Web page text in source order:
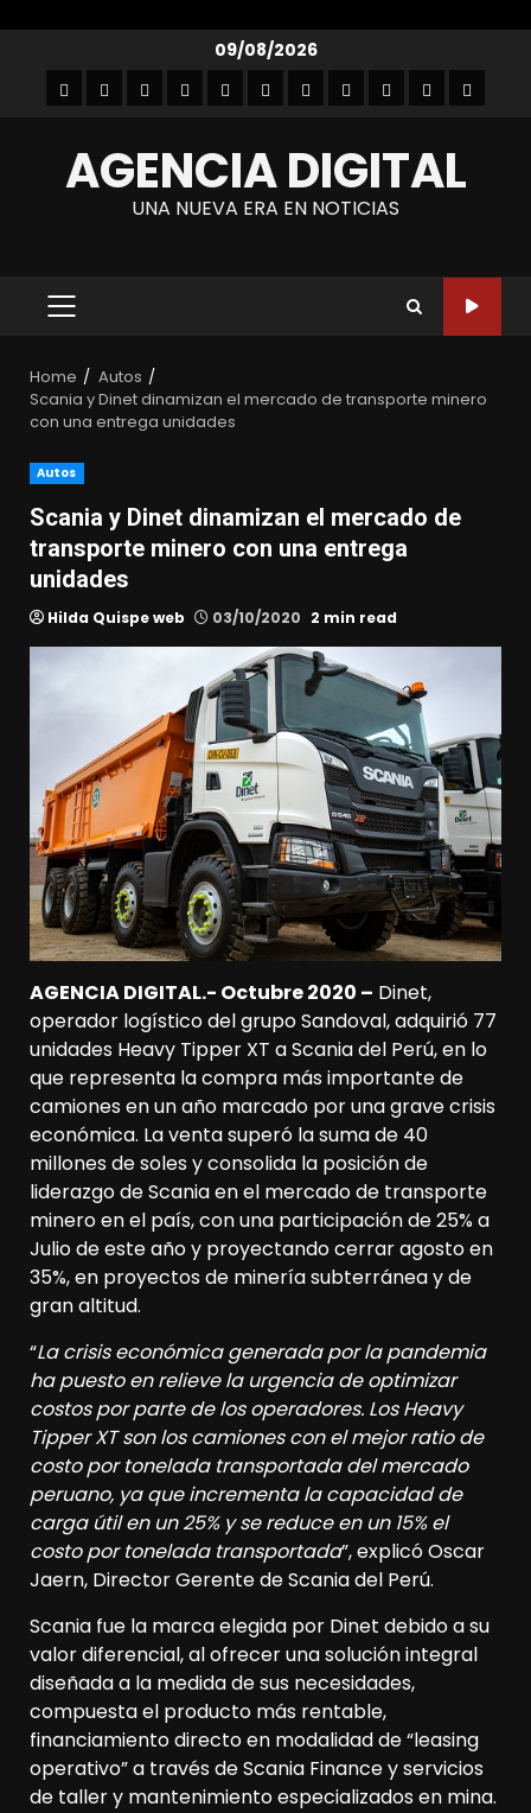
content
09/08/2026
InicioEmpresarial
Entretenimiento
Entrevistas
AutosGastronomía
Lanzamientos
NoticiasModa
belleza
Tecnología
AGENCIA DIGITAL
UNA NUEVA ERA EN NOTICIAS
PRIMARY
Home
Autos
Scania y Dinet dinamizan el mercado de transporte minero
con una entrega unidades
Autos
Scania y Dinet dinamizan el mercado de
transporte minero con una entrega
unidades
Hilda Quispe web 03/10/2020 2 min read
AGENCIA DIGITAL.- Octubre 2020 – Dinet,
operador logístico del grupo Sandoval, adquirió 77
unidades Heavy Tipper XT a Scania del Perú, en lo
que representa la compra más importante de
camiones en un año marcado por una grave crisis
económica. La venta superó la suma de 40
millones de soles y consolida la posición de
liderazgo de Scania en el mercado de transporte
minero en el país, con una participación de 25% a
Julio de este año y proyectando cerrar agosto en
35%, en proyectos de minería subterránea y de
gran altitud.
“La crisis económica generada por la pandemia
ha puesto en relieve la urgencia de optimizar
costos por parte de los operadores. Los Heavy
Tipper XT son los camiones con el mejor ratio de
costo por tonelada transportada del mercado
peruano, ya que incrementa la capacidad de
carga útil en un 25% y se reduce en un 15% el
costo por tonelada transportada”, explicó Oscar
Jaern, Director Gerente de Scania del Perú.
Scania fue la marca elegida por Dinet debido a su
valor diferencial, al ofrecer una solución integral
diseñada a la medida de sus necesidades,
compuesta el producto más rentable,
financiamiento directo en modalidad de “leasing
operativo” a través de Scania Finance y servicios
de taller y mantenimiento especializados en mina.